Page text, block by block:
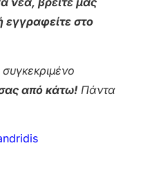
εγγραφείτε στο
από κάτω! Πάντα